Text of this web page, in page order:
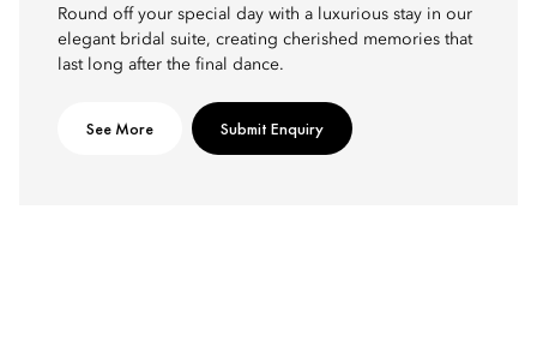
Round off your special day with a luxurious stay in our
elegant bridal suite, creating cherished memories that
last long after the final dance.
See More Submit Enquiry